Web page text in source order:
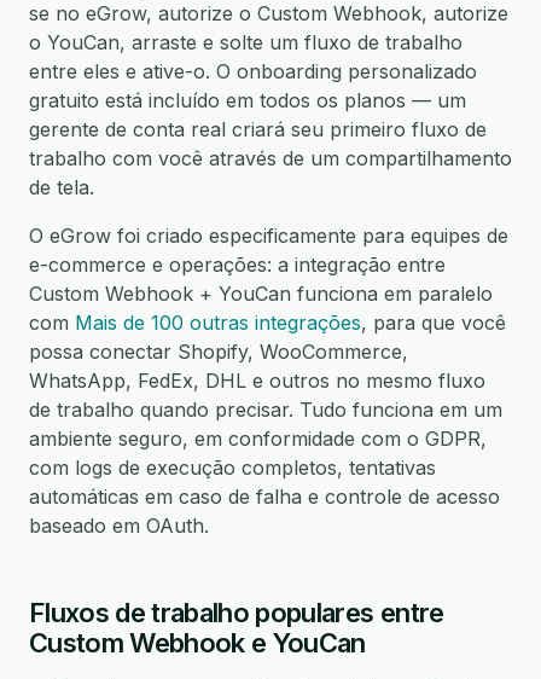
se no eGrow, autorize o Custom Webhook, autorize
o YouCan, arraste e solte um fluxo de trabalho
entre eles e ative-o. O onboarding personalizado
gratuito está incluído em todos os planos — um
gerente de conta real criará seu primeiro fluxo de
trabalho com você através de um compartilhamento
de tela.
O eGrow foi criado especificamente para equipes de
e-commerce e operações: a integração entre
Custom Webhook + YouCan funciona em paralelo
com Mais de 100 outras integrações, para que você
possa conectar Shopify, WooCommerce,
WhatsApp, FedEx, DHL e outros no mesmo fluxo
de trabalho quando precisar. Tudo funciona em um
ambiente seguro, em conformidade com o GDPR,
com logs de execução completos, tentativas
automáticas em caso de falha e controle de acesso
baseado em OAuth.
Fluxos de trabalho populares entre
Custom Webhook e YouCan